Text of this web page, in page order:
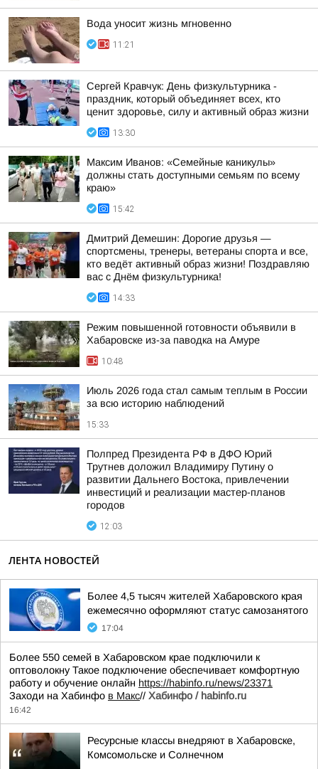
Вода уносит жизнь мгновенно
11:21
Сергей Кравчук: День физкультурника -
праздник, который объединяет всех, кто
ценит здоровье, силу и активный образ жизни
13:30
Максим Иванов: «Семейные каникулы»
должны стать доступными семьям по всему
краю»
15:42
Дмитрий Демешин: Дорогие друзья —
спортсмены, тренеры, ветераны спорта и все,
кто ведёт активный образ жизни! Поздравляю
вас с Днём физкультурника!
14:33
Режим повышенной готовности объявили в
Хабаровске из-за паводка на Амуре
10:48
Июль 2026 года стал самым теплым в России
за всю историю наблюдений
15:33
Полпред Президента РФ в ДФО Юрий
Трутнев доложил Владимиру Путину о
развитии Дальнего Востока, привлечении
инвестиций и реализации мастер-планов
городов
12:03
ЛЕНТА НОВОСТЕЙ
Более 4,5 тысяч жителей Хабаровского края
ежемесячно оформляют статус самозанятого
17:04
Более 550 семей в Хабаровском крае подключили к
оптоволокну Такое подключение обеспечивает комфортную
работу и обучение онлайн https://habinfo.ru/news/23371
Заходи на Хабинфо в Макс// Хабинфо / habinfo.ru
16:42
Ресурсные классы внедряют в Хабаровске,
Комсомольске и Солнечном